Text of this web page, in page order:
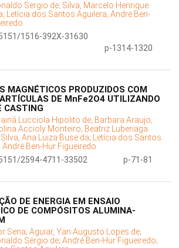
Sergio de; Silva, Marcelo Henrique
Letícia dos Santos Aguilera; André Ben-
1516-392X-31630
p-1314-1320
MAGNÉTICOS PRODUZIDOS COM
DE MnFe2O4 UTILIZANDO
CASTING
Lucciola Hipolito de; Barbara Araujo;
Accioly Monteiro; Beatriz Luberiaga
Silva, Ana Luiza Buse da; Letícia dos Santos
André Ben-Hur Figueiredo
2594-4711-33502
p-71-81
DE ENERGIA EM ENSAIO
DE COMPÓSITOS ALUMINA-
Sena; Aguiar, Yan Augusto Lopes de;
Sérgio de; André Ben-Hur Figueiredo;